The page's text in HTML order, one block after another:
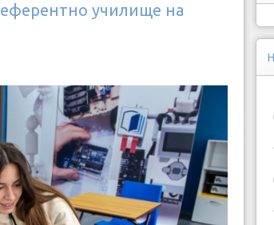
училище на